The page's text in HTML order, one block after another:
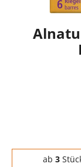
Staffelpreise -
ab 3